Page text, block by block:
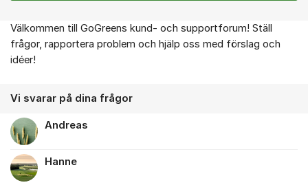
Om forumet
Välkommen till GoGreens kund- och supportforum! Ställ
frågor, rapportera problem och hjälp oss med förslag och
idéer!
Vi svarar på dina frågor
Andreas
Hanne